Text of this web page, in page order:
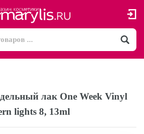
лак One Week Vinyl
lights 8, 13ml